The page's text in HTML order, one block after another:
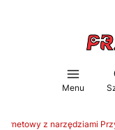
Menu
z narzędziami